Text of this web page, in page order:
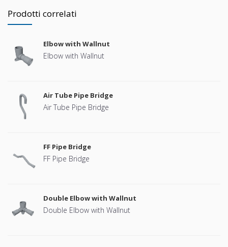
Prodotti correlati
Elbow with Wallnut
Elbow with Wallnut
Air Tube Pipe Bridge
Air Tube Pipe Bridge
FF Pipe Bridge
FF Pipe Bridge
Double Elbow with Wallnut
Double Elbow with Wallnut